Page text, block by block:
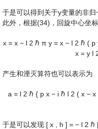
于是可以得到关于y变量的非归
此外，根据(34)，回旋中心坐标
x = x − l 2 ℏ π y = x − l 2 ℏ ( p
x = y l
产生和湮灭算符也可以表示为
a = l 2 ℏ { p x − i ℏ l 2 ( x − x
于是可以发现 [ x h ] = − l 2 ℏ